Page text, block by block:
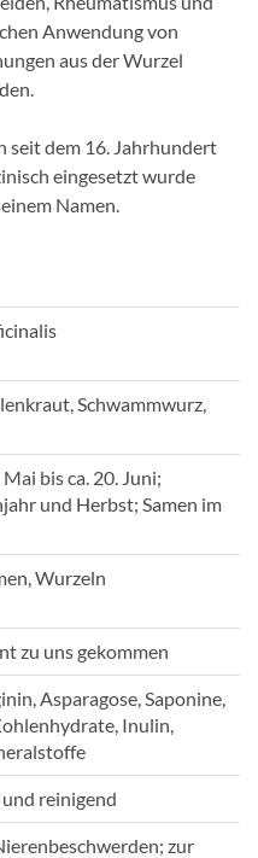
Anwendung von
aus der Wurzel
seit dem 16. Jahrhundert
eingesetzt wurde
Namen.
Schwammwurz,
bis ca. 20. Juni;
und Herbst; Samen im
Wurzeln
zu uns gekommen
Asparagose, Saponine,
Inulin,
reinigend
zur